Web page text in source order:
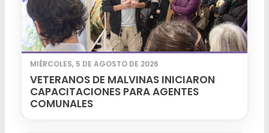
MIÉRCOLES, 5 DE AGOSTO DE 2026
VETERANOS DE MALVINAS INICIARON
CAPACITACIONES PARA AGENTES
COMUNALES